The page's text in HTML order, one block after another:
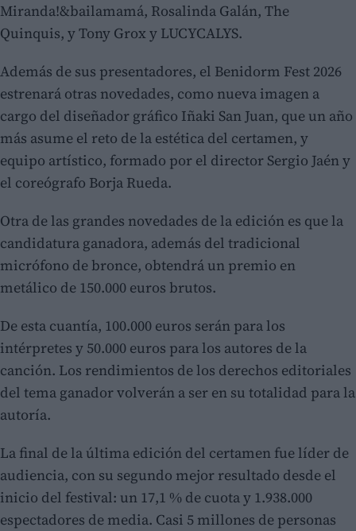
Miranda!&bailamamá, Rosalinda Galán, The
Quinquis, y Tony Grox y LUCYCALYS.
Además de sus presentadores, el Benidorm Fest 2026
estrenará otras novedades, como nueva imagen a
cargo del diseñador gráfico Iñaki San Juan, que un año
más asume el reto de la estética del certamen, y
equipo artístico, formado por el director Sergio Jaén y
el coreógrafo Borja Rueda.
Otra de las grandes novedades de la edición es que la
candidatura ganadora, además del tradicional
micrófono de bronce, obtendrá un premio en
metálico de 150.000 euros brutos.
De esta cuantía, 100.000 euros serán para los
intérpretes y 50.000 euros para los autores de la
canción. Los rendimientos de los derechos editoriales
del tema ganador volverán a ser en su totalidad para la
autoría.
La final de la última edición del certamen fue líder de
audiencia, con su segundo mejor resultado desde el
inicio del festival: un 17,1 % de cuota y 1.938.000
espectadores de media. Casi 5 millones de personas